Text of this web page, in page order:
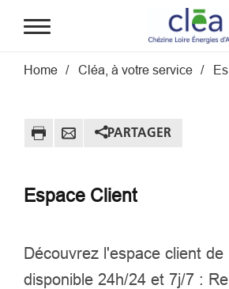
Fil d'Ariane
Home Cléa, à votre service
PARTAGER
Espace Client
Découvrez l'espace client de
disponible 24h/24 et 7j/7 :